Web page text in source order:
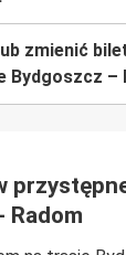
zmienić
Bydgoszcz –
Radom